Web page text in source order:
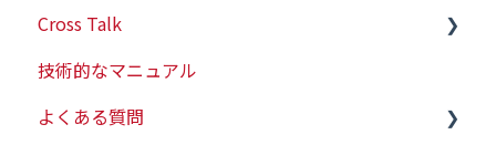
アラート機能
AI機能
Cross Talk
スタートガイド
技術的なマニュアル
よくある質問